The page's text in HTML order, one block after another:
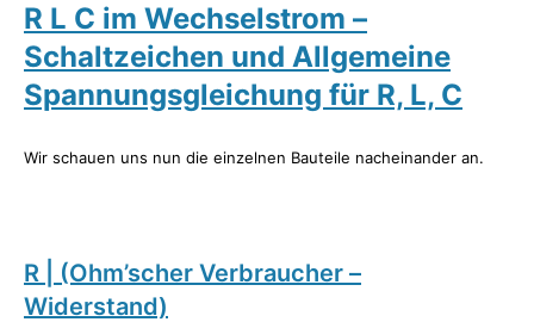
R L C im Wechselstrom –
Schaltzeichen und Allgemeine
Spannungsgleichung für R, L, C
Wir schauen uns nun die einzelnen Bauteile nacheinander an.
R | (Ohm’scher Verbraucher –
Widerstand)